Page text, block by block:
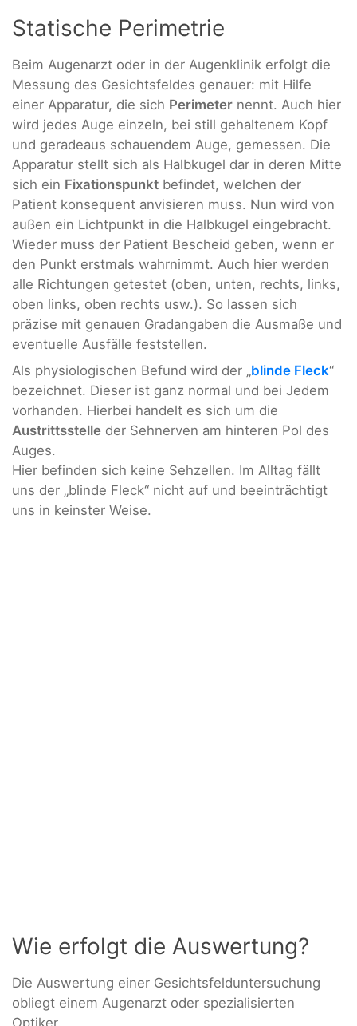
Statische Perimetrie
Beim Augenarzt oder in der Augenklinik erfolgt die
Messung des Gesichtsfeldes genauer: mit Hilfe
einer Apparatur, die sich Perimeter nennt. Auch hier
wird jedes Auge einzeln, bei still gehaltenem Kopf
und geradeaus schauendem Auge, gemessen. Die
Apparatur stellt sich als Halbkugel dar in deren Mitte
sich ein Fixationspunkt befindet, welchen der
Patient konsequent anvisieren muss. Nun wird von
außen ein Lichtpunkt in die Halbkugel eingebracht.
Wieder muss der Patient Bescheid geben, wenn er
den Punkt erstmals wahrnimmt. Auch hier werden
alle Richtungen getestet (oben, unten, rechts, links,
oben links, oben rechts usw.). So lassen sich
präzise mit genauen Gradangaben die Ausmaße und
eventuelle Ausfälle feststellen.
Als physiologischen Befund wird der „blinde Fleck“
bezeichnet. Dieser ist ganz normal und bei Jedem
vorhanden. Hierbei handelt es sich um die
Austrittsstelle der Sehnerven am hinteren Pol des
Auges.
Hier befinden sich keine Sehzellen. Im Alltag fällt
uns der „blinde Fleck“ nicht auf und beeinträchtigt
uns in keinster Weise.
Wie erfolgt die Auswertung?
Die Auswertung einer Gesichtsfelduntersuchung
obliegt einem Augenarzt oder spezialisierten